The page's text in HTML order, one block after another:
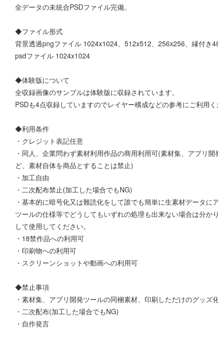
全データの未統合PSDファイル完備。
◆ファイル形式
背景透過pngファイル 1024x1024、512x512、256x256、縁付き
psdファイル 1024x1024
◆体験版について
全収録画像のサンプルは体験版に収録されています。
PSDも4点収録していますのでレイヤー構成などの参考にご利用
◆利用条件
・クレジット表記任意
・同人、企業問わず素材利用作品の商用利用可(素材集、アプリ
ど、素材自体を商品とすることは禁止)
・加工自由
・二次配布禁止(加工した場合でもNG)
・基本的に暗号化又は難読化をして誰でも簡単に生素材データに
ツールの仕様等でどうしてもいずれの処理も出来ない場合は分
して使用してください。
・18禁作品への利用可
・印刷物への利用可
・スクリーンショットや動画への利用可
◆禁止事項
・素材集、アプリ開発ツールの同梱素材、印刷しただけのグッズ
・二次配布(加工した場合でもNG)
・自作発言